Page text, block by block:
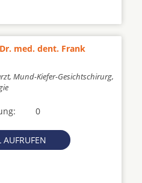
med. dent. Frank
Mund-Kiefer-Gesichtschirurg,
0
AUFRUFEN